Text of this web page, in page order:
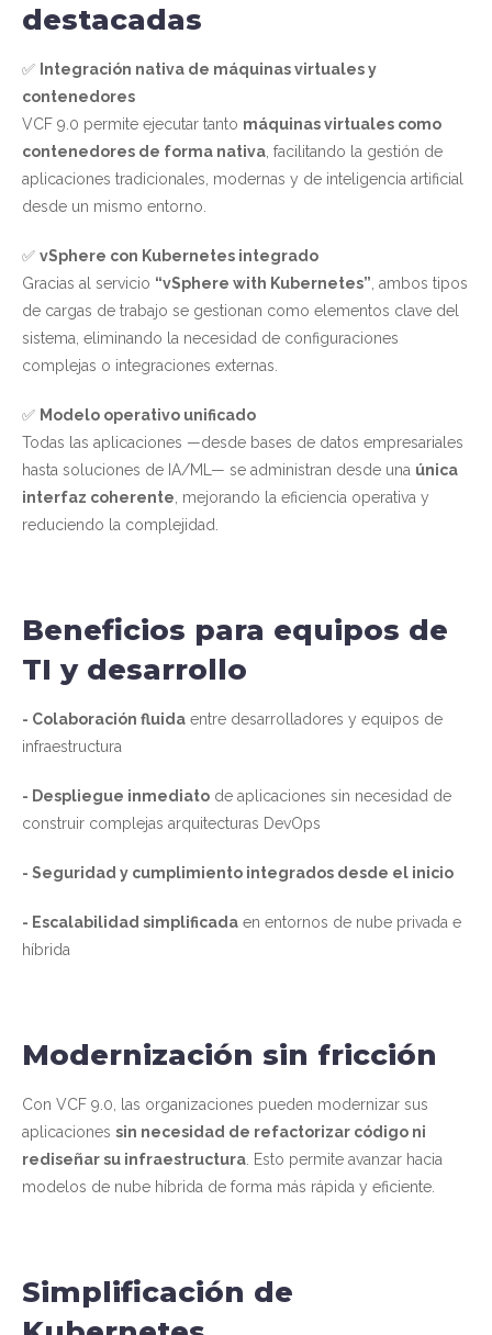
destacadas
✅ Integración nativa de máquinas virtuales y
contenedores
VCF 9.0 permite ejecutar tanto máquinas virtuales como
contenedores de forma nativa , facilitando la gestión de
aplicaciones tradicionales, modernas y de inteligencia artificial
desde un mismo entorno.
✅ vSphere con Kubernetes integrado
Gracias al servicio “vSphere with Kubernetes” , ambos tipos
de cargas de trabajo se gestionan como elementos clave del
sistema, eliminando la necesidad de configuraciones
complejas o integraciones externas.
✅ Modelo operativo unificado
Todas las aplicaciones —desde bases de datos empresariales
hasta soluciones de IA/ML— se administran desde una única
interfaz coherente , mejorando la eficiencia operativa y
reduciendo la complejidad.
Beneficios para equipos de
TI y desarrollo
- Colaboración fluida entre desarrolladores y equipos de
infraestructura
- Despliegue inmediato de aplicaciones sin necesidad de
construir complejas arquitecturas DevOps
- Seguridad y cumplimiento integrados desde el inicio
- Escalabilidad simplificada en entornos de nube privada e
híbrida
Modernización sin fricción
Con VCF 9.0, las organizaciones pueden modernizar sus
aplicaciones sin necesidad de refactorizar código ni
rediseñar su infraestructura . Esto permite avanzar hacia
modelos de nube híbrida de forma más rápida y eficiente.
Simplificación de